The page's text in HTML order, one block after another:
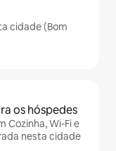
cidade (Bom
os hóspedes
Cozinha, Wi-Fi e
nesta cidade